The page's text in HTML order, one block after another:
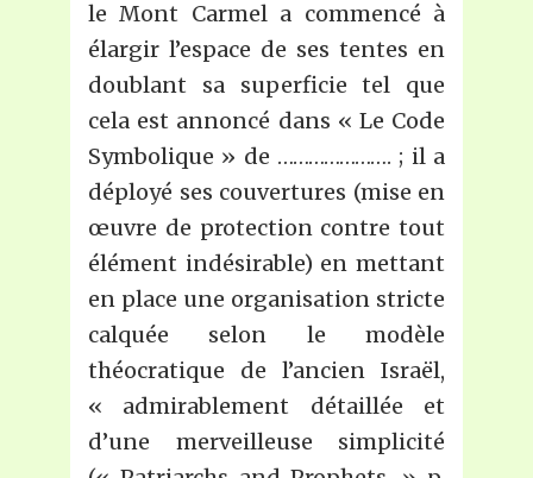
le Mont Carmel a commencé à
élargir l’espace de ses tentes en
doublant sa superficie tel que
cela est annoncé dans « Le Code
Symbolique » de …………………. ; il a
déployé ses couvertures (mise en
œuvre de protection contre tout
élément indésirable) en mettant
en place une organisation stricte
calquée selon le modèle
théocratique de l’ancien Israël,
« admirablement détaillée et
d’une merveilleuse simplicité